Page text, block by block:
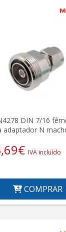
DIN 7/16
adaptador N
€ IVA incluído
COMPRAR